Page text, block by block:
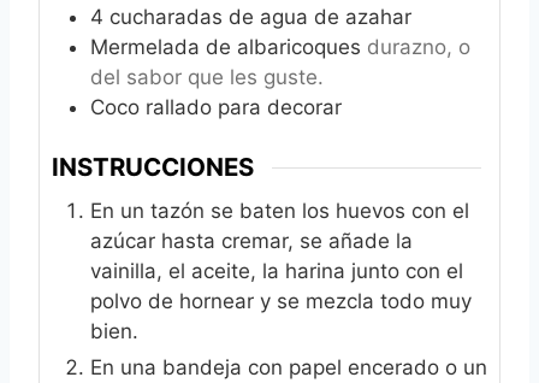
4 cucharadas de agua de azahar
Mermelada de albaricoques durazno, o
del sabor que les guste.
Coco rallado para decorar
INSTRUCCIONES
En un tazón se baten los huevos con el
azúcar hasta cremar, se añade la
vainilla, el aceite, la harina junto con el
polvo de hornear y se mezcla todo muy
bien.
En una bandeja con papel encerado o un